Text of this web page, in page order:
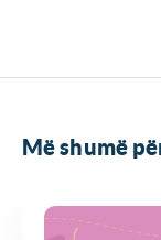
Më shumë